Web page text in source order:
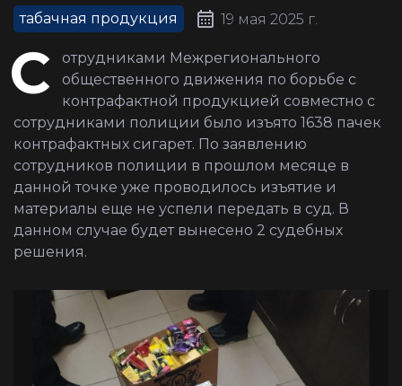
табачная продукция 19 мая 2025 г.
С
отрудниками Межрегионального
общественного движения по борьбе с
контрафактной продукцией совместно с
сотрудниками полиции было изъято 1638 пачек
контрафактных сигарет. По заявлению
сотрудников полиции в прошлом месяце в
данной точке уже проводилось изъятие и
материалы еще не успели передать в суд. В
данном случае будет вынесено 2 судебных
решения.